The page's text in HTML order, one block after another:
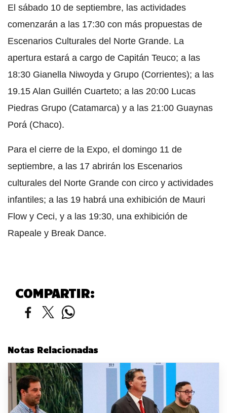
El sábado 10 de septiembre, las actividades
comenzarán a las 17:30 con más propuestas de
Escenarios Culturales del Norte Grande. La
apertura estará a cargo de Capitán Teuco; a las
18:30 Gianella Niwoyda y Grupo (Corrientes); a las
19.15 Alan Guillén Cuarteto; a las 20:00 Lucas
Piedras Grupo (Catamarca) y a las 21:00 Guaynas
Porá (Chaco).
Para el cierre de la Expo, el domingo 11 de
septiembre, a las 17 abrirán los Escenarios
culturales del Norte Grande con circo y actividades
infantiles; a las 19 habrá una exhibición de Mauri
Flow y Ceci, y a las 19:30, una exhibición de
Rapeale y Break Dance.
COMPARTIR:
Notas Relacionadas